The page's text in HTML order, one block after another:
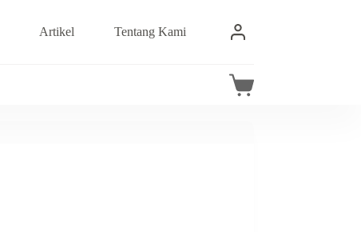
Artikel Tentang Kami